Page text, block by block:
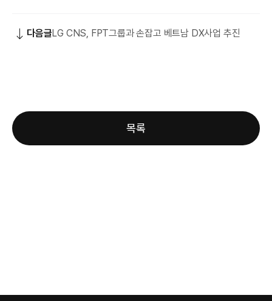
다음글LG CNS, FPT그룹과 손잡고 베트남 DX사업 추진
목록